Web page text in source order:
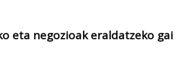
eta negozioak eraldatzeko gai